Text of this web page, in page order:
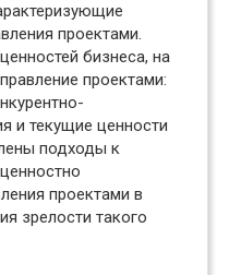
проектами.
бизнеса, на
проектами:
и текущие ценности
подходы к
проектами в
зрелости такого